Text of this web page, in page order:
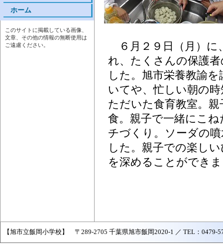
ホーム
このサイトに掲載している画像、
文章、その他の情報の無断使用は
ご遠慮ください。
６月２９日（月）に
れ、たくさんの保護
した。旭市栄養教諭
いてや、忙しい朝の
ただいた食育教室。
食。親子で一緒にこ
チづくり。ソーダの
した。親子での楽し
を深めることができ
【旭市立飯岡小学校】 〒289-2705 千葉県旭市飯岡2020-1 ／ TEL：0479-